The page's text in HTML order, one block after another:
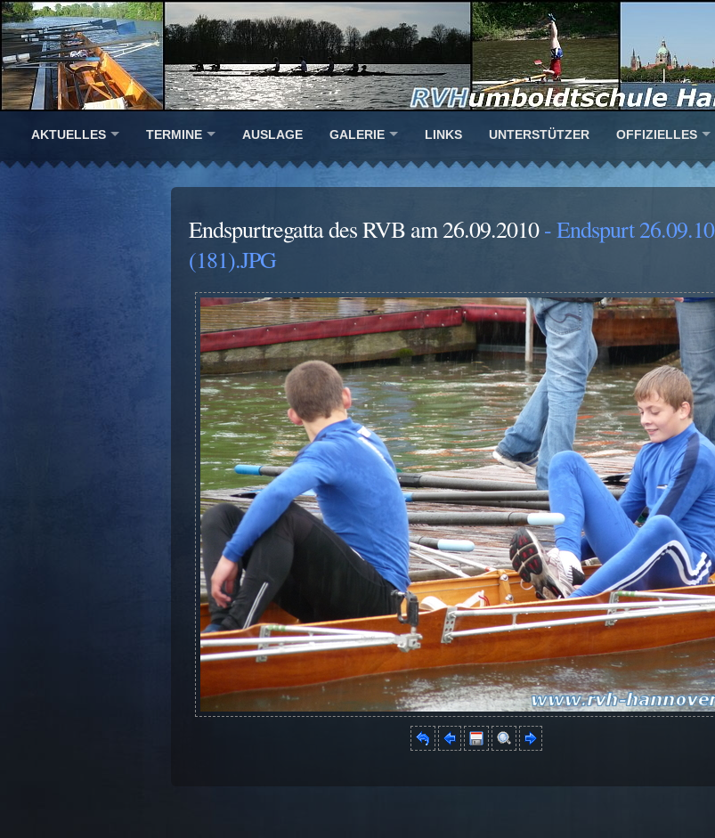
AKTUELLES TERMINE AUSLAGE GALERIE LINKS UNTERSTÜTZER OFFIZIELLES
Endspurtregatta des RVB am 26.09.2010- Endspurt 26.09.10
(181).JPG